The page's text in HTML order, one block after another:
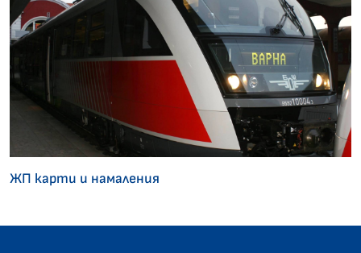
ЖП карти и намаления